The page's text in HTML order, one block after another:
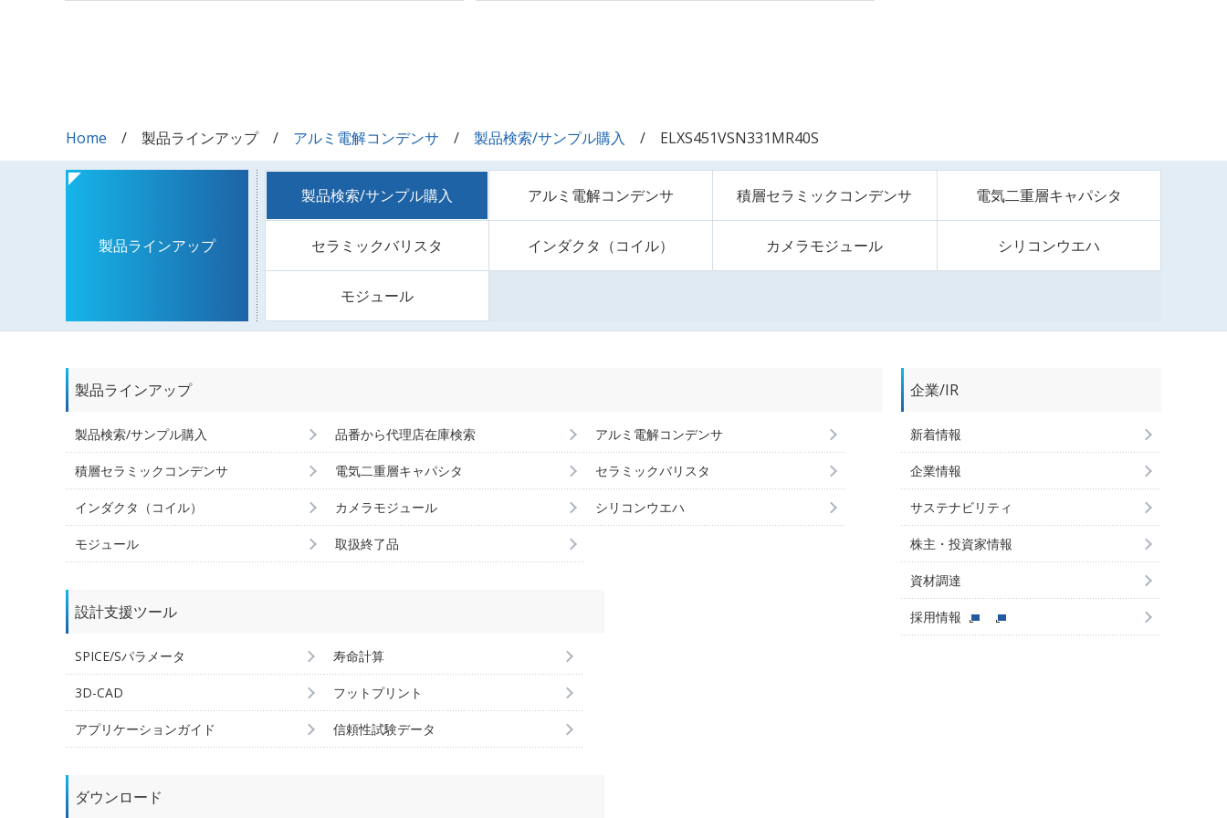
Home 製品ラインアップ アルミ電解コンデンサ 製品検索/サンプル購入 ELXS451VSN331MR40S
製品ラインアップ
製品検索/サンプル購入 アルミ電解コンデンサ 積層セラミックコンデンサ 電気二重層キャパシタ
セラミックバリスタ インダクタ（コイル） カメラモジュール シリコンウエハ
モジュール
製品ラインアップ
製品検索/サンプル購入 品番から代理店在庫検索 アルミ電解コンデンサ
積層セラミックコンデンサ 電気二重層キャパシタ セラミックバリスタ
インダクタ（コイル） カメラモジュール シリコンウエハ
モジュール 取扱終了品
設計支援ツール
SPICE/Sパラメータ 寿命計算
3D-CAD フットプリント
アプリケーションガイド 信頼性試験データ
ダウンロード
企業/IR
新着情報
企業情報
サステナビリティ
株主・投資家情報
資材調達
採用情報